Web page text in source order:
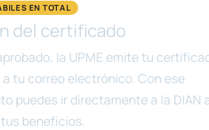
EN TOTAL
del certificado
la UPME emite tu
a tu correo electrónico. Con ese
puedes ir directamente a la DIAN
beneficios.